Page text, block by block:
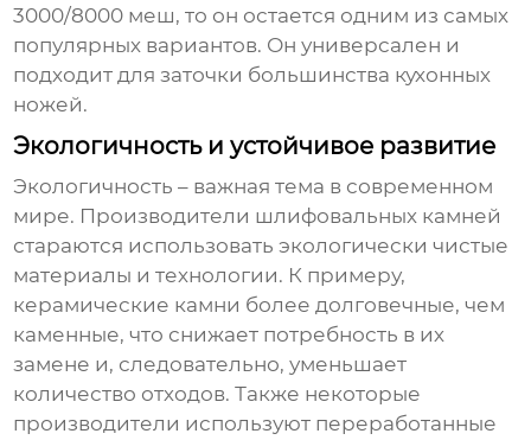
3000/8000 меш, то он остается одним из самых
популярных вариантов. Он универсален и
подходит для заточки большинства кухонных
ножей.
Экологичность и устойчивое развитие
Экологичность – важная тема в современном
мире. Производители шлифовальных камней
стараются использовать экологически чистые
материалы и технологии. К примеру,
керамические камни более долговечные, чем
каменные, что снижает потребность в их
замене и, следовательно, уменьшает
количество отходов. Также некоторые
производители используют переработанные